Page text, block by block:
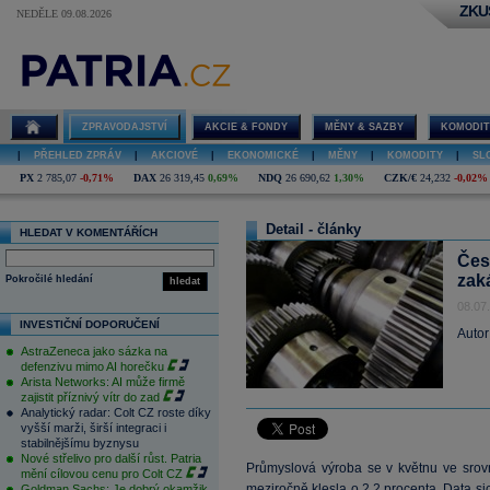
NEDĚLE 09.08.2026
ZPRAVODAJSTVÍ AKCIE & FONDY MĚNY & SAZBY
PŘEHLED ZPRÁV AKCIOVÉ EKONOMICKÉ MĚNY KOMODITY
PX 2 785,07 -0,71% DAX 26 319,45 0,69% NDQ 26 690,62 1,30% CZK/€ 24,232 -0,02%
HLEDAT V KOMENTÁŘÍCH
hledat
Pokročilé hledání
INVESTIČNÍ DOPORUČENÍ
AstraZeneca jako sázka na
defenzivu mimo AI horečku
Arista Networks: AI může firmě
zajistit příznivý vítr do zad
Analytický radar: Colt CZ roste díky
vyšší marži, širší integraci i
stabilnějšímu byznysu
Nové střelivo pro další růst. Patria
mění cílovou cenu pro Colt CZ
Detail - články
Průmyslová výroba se v květnu ve